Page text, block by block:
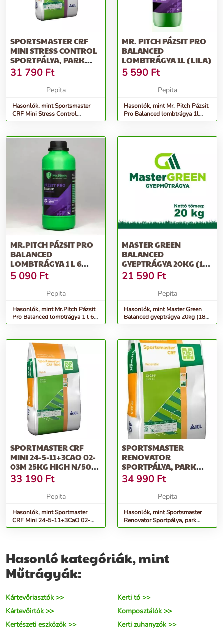
SPORTSMASTER CRF
MINI STRESS CONTROL
SPORTPÁLYA, PARK
MŰTRÁGYA
31 790 Ft
Pepita
Hasonlók, mint Sportsmaster
CRF Mini Stress Control
Sportpálya, park műtrágya
MR. PITCH PÁZSIT PRO
BALANCED
LOMBTRÁGYA 1L (LILA)
5 590 Ft
Pepita
Hasonlók, mint Mr. Pitch Pázsit
Pro Balanced lombtrágya 1l
(lila)
MR.PITCH PÁZSIT PRO
BALANCED
LOMBTRÁGYA 1 L 6
DB/KART.
5 090 Ft
Pepita
Hasonlók, mint Mr.Pitch Pázsit
Pro Balanced lombtrágya 1 l 6
db/kart.
MASTER GREEN
BALANCED
GYEPTRÁGYA 20KG (18-
05-18+2MGO+S+ZN) 2-3
HÓNAP
21 590 Ft
Pepita
Hasonlók, mint Master Green
Balanced gyeptrágya 20kg (18-
05-18+2MgO+S+Zn) 2-3 hónap
SPORTMASTER CRF
MINI 24-5-11+3CAO 02-
03M 25KG HIGH N/50
DB -PAL.
33 190 Ft
Pepita
Hasonlók, mint Sportmaster
CRF Mini 24-5-11+3CaO 02-
03M 25kg High N/50 db -pal.
SPORTSMASTER
RENOVATOR
SPORTPÁLYA, PARK
MŰTRÁGYA 25KG
34 990 Ft
Pepita
Hasonlók, mint Sportsmaster
Renovator Sportpálya, park
műtrágya 25kg
Hasonló kategóriák, mint
Műtrágyák:
Kártevőriasztók >>
Kerti tó >>
Kártevőirtók >>
Komposztálók >>
Kertészeti eszközök >>
Kerti zuhanyzók >>